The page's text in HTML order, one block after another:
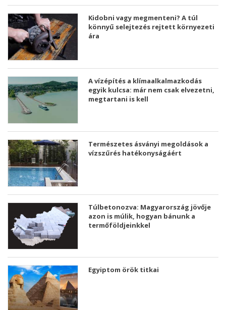
Kidobni vagy megmenteni? A túl
könnyű selejtezés rejtett környezeti
ára
A vízépítés a klímaalkalmazkodás
egyik kulcsa: már nem csak elvezetni,
megtartani is kell
Természetes ásványi megoldások a
vízszűrés hatékonyságáért
Túlbetonozva: Magyarország jövője
azon is múlik, hogyan bánunk a
termőföldjeinkkel
Egyiptom örök titkai